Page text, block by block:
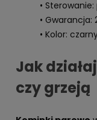
•
•
• Kolor:
Jak
czy grzeją